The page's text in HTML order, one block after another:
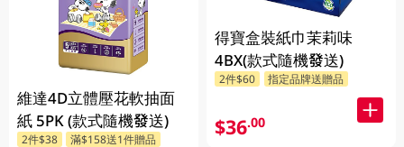
維達4D立體壓花軟抽面
紙 5PK (款式隨機發送)
2件$38
滿$158送1件贈品
得寶盒裝紙巾茉莉味
4BX(款式隨機發送)
2件$60 指定品牌送贈品
$36.00